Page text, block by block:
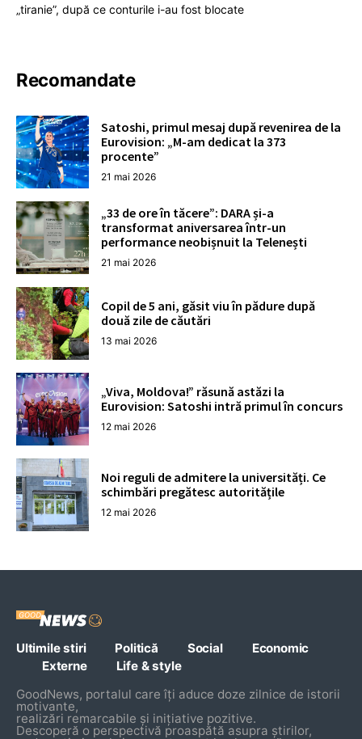
„tiranie”, după ce conturile i-au fost blocate
Recomandate
Satoshi, primul mesaj după revenirea de la
Eurovision: „M-am dedicat la 373
procente”
21 mai 2026
„33 de ore în tăcere”: DARA și-a
transformat aniversarea într-un
performance neobișnuit la Telenești
21 mai 2026
Copil de 5 ani, găsit viu în pădure după
două zile de căutări
13 mai 2026
„Viva, Moldova!” răsună astăzi la
Eurovision: Satoshi intră primul în concurs
12 mai 2026
Noi reguli de admitere la universități. Ce
schimbări pregătesc autoritățile
12 mai 2026
Ultimile stiri Politică Social
Economic
Externe
Life & style
GoodNews, portalul care îți aduce doze zilnice de istorii
motivante,
realizări remarcabile și inițiative pozitive.
Descoperă o perspectivă proaspătă asupra știrilor,